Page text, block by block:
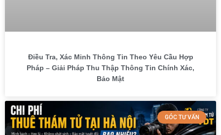
Điều Tra, Xác Minh Thông Tin Theo Yêu Cầu Hợp
Pháp – Giải Pháp Thu Thập Thông Tin Chính Xác,
Bảo Mật
GÓC TƯ VẤN